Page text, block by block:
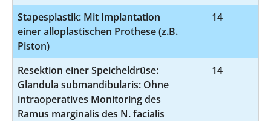
Stapesplastik: Mit Implantation
einer alloplastischen Prothese (z.B.
Piston)
14
Resektion einer Speicheldrüse:
Glandula submandibularis: Ohne
intraoperatives Monitoring des
Ramus marginalis des N. facialis
14